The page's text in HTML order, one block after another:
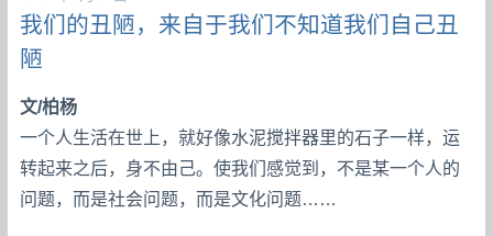
我们的丑陋，来自于我们不知道我们自己丑
陋
文/柏杨
一个人生活在世上，就好像水泥搅拌器里的石子一样，运
转起来之后，身不由己。使我们感觉到，不是某一个人的
问题，而是社会问题，而是文化问题……